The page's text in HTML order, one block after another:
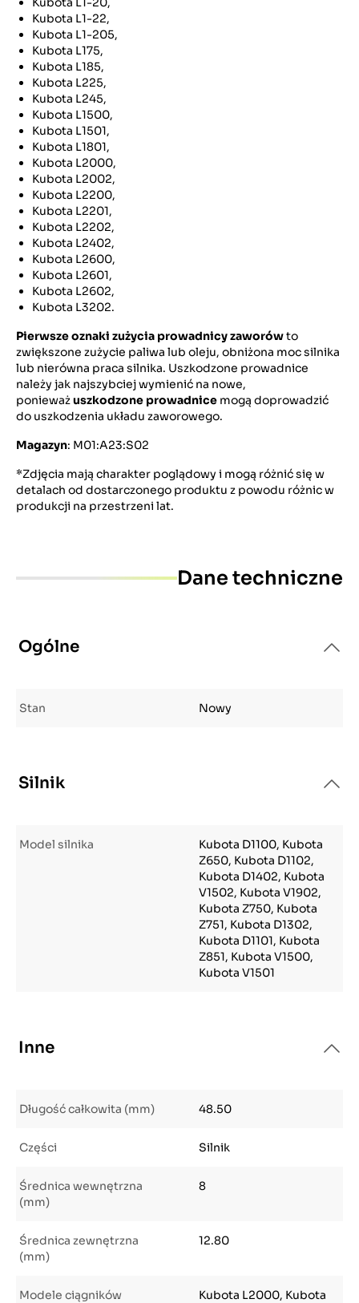
Kubota L1-22,
Kubota L1-205,
Kubota L175,
Kubota L185,
Kubota L225,
Kubota L245,
Kubota L1500,
Kubota L1501,
Kubota L1801,
Kubota L2000,
Kubota L2002,
Kubota L2200,
Kubota L2201,
Kubota L2202,
Kubota L2402,
Kubota L2600,
Kubota L2601,
Kubota L2602,
Kubota L3202.
Pierwsze oznaki zużycia prowadnicy zaworówto
zwiększone zużycie paliwa lub oleju, obniżona moc silnika
lub nierówna praca silnika. Uszkodzone prowadnice
należy jak najszybciej wymienić na nowe,
ponieważuszkodzone prowadnice mogą doprowadzić
do uszkodzenia układu zaworowego.
Magazyn: M01:A23:S02
*Zdjęcia mają charakter poglądowy i mogą różnić się w
detalach od dostarczonego produktu z powodu różnic w
produkcji na przestrzeni lat.
Dane techniczne
Ogólne
Stan Nowy
Silnik
Model silnika
Kubota D1100, Kubota
Z650, Kubota D1102,
Kubota D1402, Kubota
V1502, Kubota V1902,
Kubota Z750, Kubota
Z751, Kubota D1302,
Kubota D1101, Kubota
Z851, Kubota V1500,
Kubota V1501
Inne
Długość całkowita (mm) 48.50
Części Silnik
Średnica wewnętrzna
(mm)
8
Średnica zewnętrzna
(mm)
12.80
Modele ciągników
Kubota L2000, Kubota